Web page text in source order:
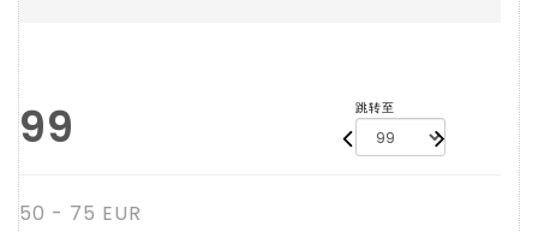
99 跳转至
50 - 75 EUR